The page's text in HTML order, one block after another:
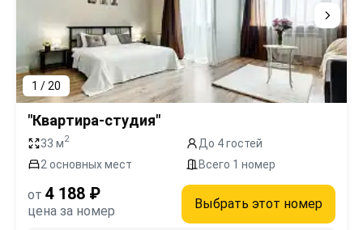
1 / 20
"Квартира-студия"
33 м2
До 4 гостей
2 основных мест
Всего 1 номер
от 4 188 ₽
цена за номер Выбрать этот номер